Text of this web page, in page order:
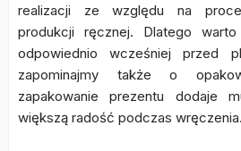
realizacji ze względu na
produkcji ręcznej. Dlatego
odpowiednio wcześniej przed
zapominajmy także o
zapakowanie prezentu dodaje
większą radość podczas wręczenia.